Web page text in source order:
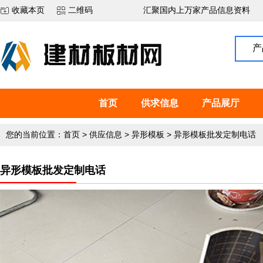
收藏本页 二维码 汇聚国内上万家产品信息资料
首页 供求信息 产品展厅
您的当前位置： 首页 > 供应信息 > 异形模板 > 异形模板批发定制电话
异形模板批发定制电话